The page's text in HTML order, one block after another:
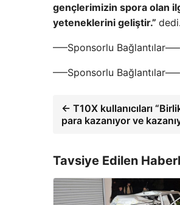
gençlerimizin spora olan
yeteneklerini geliştir.”
—–Sponsorlu Bağlantılar—–
—–Sponsorlu Bağlantılar—–
← T10X kullanıcıları
para kazanıyor ve
Tavsiye Edilen